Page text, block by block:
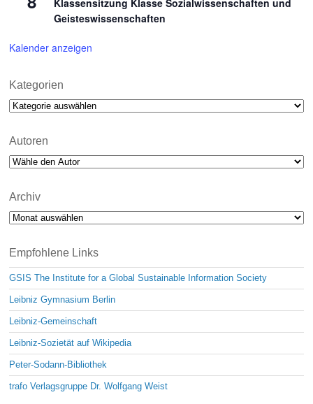
Geisteswissenschaften
Kalender anzeigen
Kategorien
Kategorien
Autoren
Archiv
Archiv
Empfohlene Links
GSIS The Institute for a Global Sustainable Information Society
Leibniz Gymnasium Berlin
Leibniz-Gemeinschaft
Leibniz-Sozietät auf Wikipedia
Peter-Sodann-Bibliothek
trafo Verlagsgruppe Dr. Wolfgang Weist